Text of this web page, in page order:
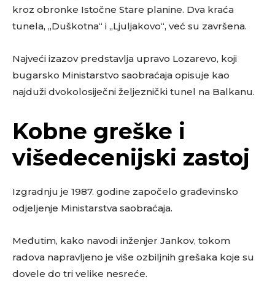
kroz obronke Istočne Stare planine. Dva kraća
tunela, „Duškotna“ i „Ljuljakovo“, već su završena.
Najveći izazov predstavlja upravo Lozarevo, koji
bugarsko Ministarstvo saobraćaja opisuje kao
najduži dvokolosiječni željeznički tunel na Balkanu.
Kobne greške i
višedecenijski zastoj
Izgradnju je 1987. godine započelo građevinsko
odjeljenje Ministarstva saobraćaja.
Međutim, kako navodi inženjer Jankov, tokom
radova napravljeno je više ozbiljnih grešaka koje su
dovele do tri velike nesreće.